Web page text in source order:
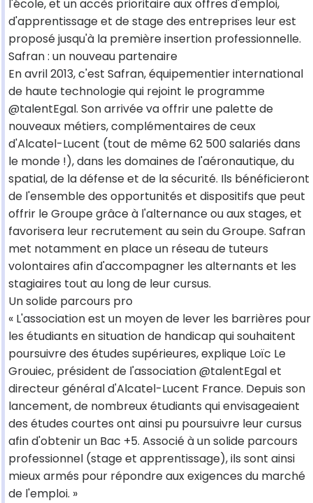
l'école, et un accès prioritaire aux offres d'emploi,
d'apprentissage et de stage des entreprises leur est
proposé jusqu'à la première insertion professionnelle.
Safran : un nouveau partenaire
En avril 2013, c'est Safran, équipementier international
de haute technologie qui rejoint le programme
@talentEgal. Son arrivée va offrir une palette de
nouveaux métiers, complémentaires de ceux
d'Alcatel-Lucent (tout de même 62 500 salariés dans
le monde !), dans les domaines de l'aéronautique, du
spatial, de la défense et de la sécurité. Ils bénéficieront
de l'ensemble des opportunités et dispositifs que peut
offrir le Groupe grâce à l'alternance ou aux stages, et
favorisera leur recrutement au sein du Groupe. Safran
met notamment en place un réseau de tuteurs
volontaires afin d'accompagner les alternants et les
stagiaires tout au long de leur cursus.
Un solide parcours pro
« L'association est un moyen de lever les barrières pour
les étudiants en situation de handicap qui souhaitent
poursuivre des études supérieures, explique Loïc Le
Grouiec, président de l'association @talentEgal et
directeur général d'Alcatel-Lucent France. Depuis son
lancement, de nombreux étudiants qui envisageaient
des études courtes ont ainsi pu poursuivre leur cursus
afin d'obtenir un Bac +5. Associé à un solide parcours
professionnel (stage et apprentissage), ils sont ainsi
mieux armés pour répondre aux exigences du marché
de l'emploi. »